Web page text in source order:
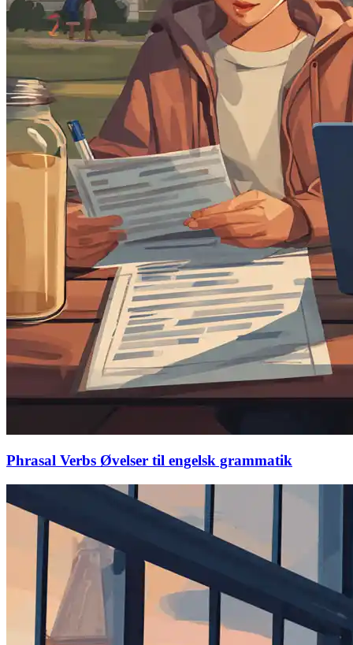
Phrasal Verbs Øvelser til engelsk grammatik